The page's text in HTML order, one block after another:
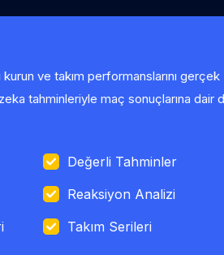
kurun ve takım performanslarını gerçek
tahminleriyle maç sonuçlarına dair
Değerli Tahminler
Reaksiyon Analizi
Takım Serileri